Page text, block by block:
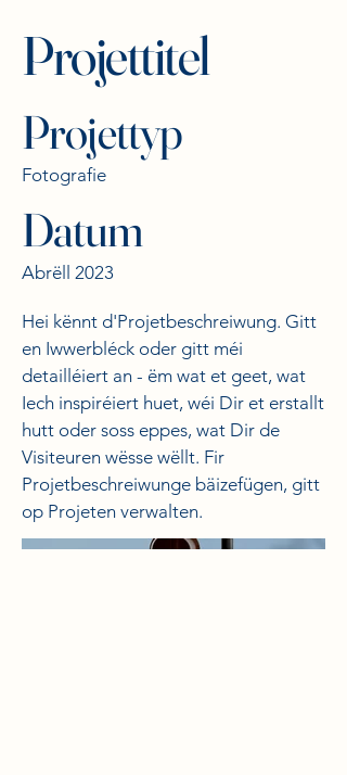
Projettitel
Projettyp
Fotografie
Datum
Abrëll 2023
Hei kënnt d'Projetbeschreiwung. Gitt
en Iwwerbléck oder gitt méi
detailléiert an - ëm wat et geet, wat
Iech inspiréiert huet, wéi Dir et erstallt
hutt oder soss eppes, wat Dir de
Visiteuren wësse wëllt. Fir
Projetbeschreiwunge bäizefügen, gitt
op Projeten verwalten.